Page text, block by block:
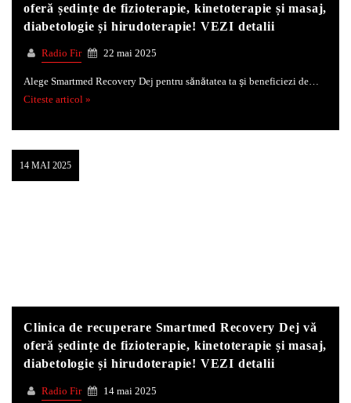
oferă ședințe de fizioterapie, kinetoterapie și masaj,
diabetologie și hirudoterapie! VEZI detalii
Radio Fir 22 mai 2025
Alege Smartmed Recovery Dej pentru sănătatea ta și beneficiezi de…
Citeste articol »
14 MAI 2025
Clinica de recuperare Smartmed Recovery Dej vă
oferă ședințe de fizioterapie, kinetoterapie și masaj,
diabetologie și hirudoterapie! VEZI detalii
Radio Fir 14 mai 2025